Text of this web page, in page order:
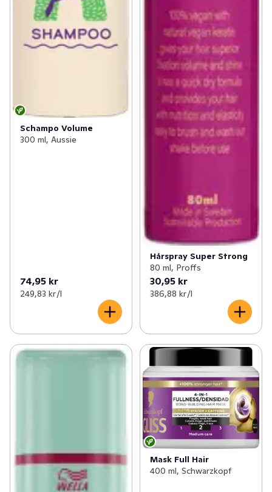
Schampo Volume
300 ml, Aussie
74,95 kr
249,83 kr /l
Hårspray Super Strong
80 ml, Proffs
30,95 kr
386,88 kr /l
Mask Full Hair
400 ml, Schwarzkopf